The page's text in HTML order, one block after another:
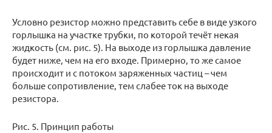
Условно резистор можно представить себе в виде узкого
горлышка на участке трубки, по которой течёт некая
жидкость (см. рис. 5). На выходе из горлышка давление
будет ниже, чем на его входе. Примерно, то же самое
происходит и с потоком заряженных частиц – чем
больше сопротивление, тем слабее ток на выходе
резистора.
Рис. 5. Принцип работы